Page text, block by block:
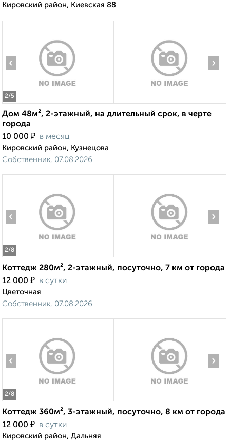
Кировский район, Киевская 88
2/5
‹ ›
Дом 48м², 2-этажный, на длительный срок, в черте
города
10 000 ₽ в месяц
Кировский район, Кузнецова
Собственник, 07.08.2026
2/8
‹ ›
Коттедж 280м², 2-этажный, посуточно, 7 км от города
12 000 ₽ в сутки
Цветочная
Собственник, 07.08.2026
2/8
‹ ›
Коттедж 360м², 3-этажный, посуточно, 8 км от города
12 000 ₽ в сутки
Кировский район, Дальняя